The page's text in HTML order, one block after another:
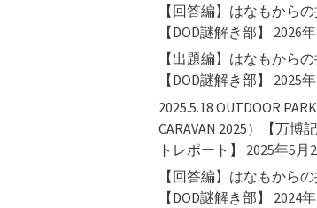
【回答編】はなもから
【DOD謎解き部】
2026
【出題編】はなもから
【DOD謎解き部】
2025
2025.5.18 OUTDOOR
CARAVAN 2025）【万博
トレポート】
2025年5月
【回答編】はなもから
【DOD謎解き部】
2024